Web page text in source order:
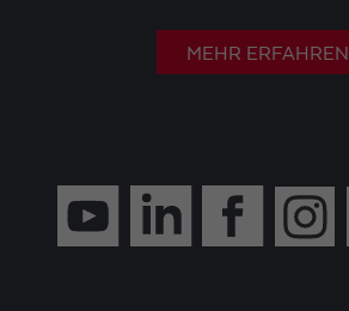
MEHR ERFAHREN